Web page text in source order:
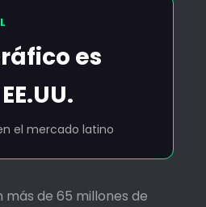
es
el mercado latino
más de 65 millones de